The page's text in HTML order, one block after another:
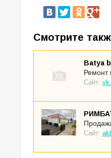
Смотрите
Batya
Ремонт
Сайт:
Сайт: